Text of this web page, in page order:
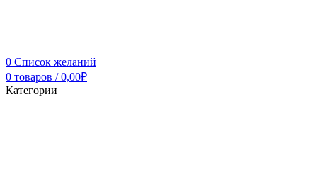
0 Список желаний
0 товаров / 0,00₽
Категории